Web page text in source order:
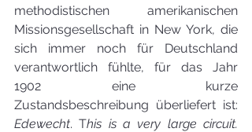
methodistischen amerikanischen
Missionsgesellschaft in New York, die
sich immer noch für Deutschland
verantwortlich fühlte, für das Jahr
1902 eine kurze
Edewecht. This is a very large circuit.